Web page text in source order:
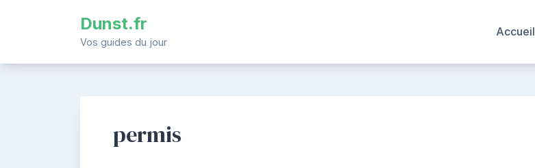
Dunst.fr
Vos guides du jour
Accueil
permis